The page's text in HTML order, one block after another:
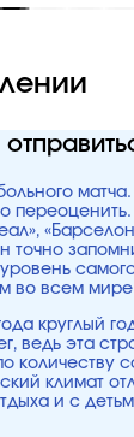
точно
во всем
круглый
ведь эта
количеству
климат
и с